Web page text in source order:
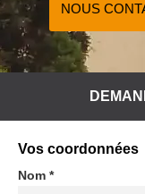
NOUS
Vos coordonnées
Nom *